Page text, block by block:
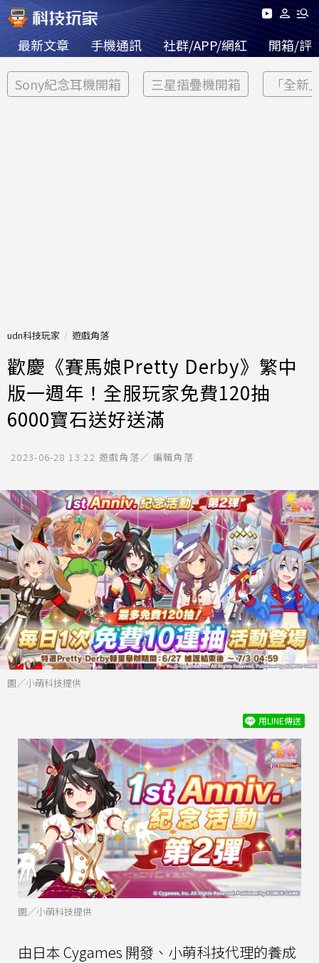
最新文章 手機通訊 社群/APP/網紅 開箱/評
Sony紀念耳機開箱 三星摺疊機開箱 「全新
udn科技玩家 遊戲角落
歡慶《賽馬娘Pretty Derby》繁中
版一週年！全服玩家免費120抽
6000寶石送好送滿
2023-06-28 13:22 遊戲角落／ 編輯角落
圖／小萌科技提供
用LINE傳送
圖／小萌科技提供
由日本 Cygames 開發、小萌科技代理的養成